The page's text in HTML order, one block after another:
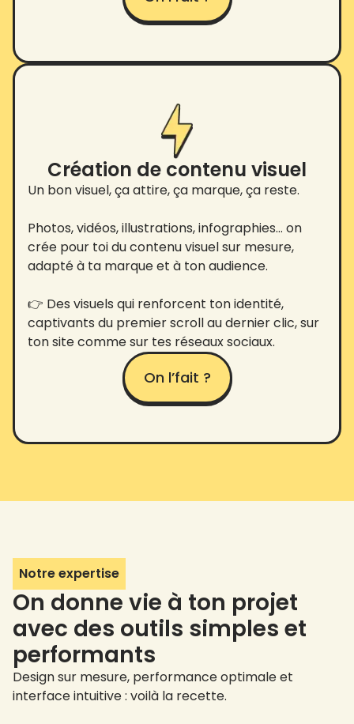
Création de contenu visuel
Un bon visuel, ça attire, ça marque, ça reste.
Photos, vidéos, illustrations, infographies… on
crée pour toi du contenu visuel sur mesure,
adapté à ta marque et à ton audience.
👉 Des visuels qui renforcent ton identité,
captivants du premier scroll au dernier clic, sur
ton site comme sur tes réseaux sociaux.
On l’fait ?
Notre expertise
On donne vie à ton projet
avec des outils simples et
performants
Design sur mesure, performance optimale et
interface intuitive : voilà la recette.